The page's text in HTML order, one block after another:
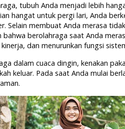
tubuh Anda menjadi lebih
hangat untuk pergi lari, Anda
Selain membuat Anda merasa
bahwa berolahraga saat Anda
dan menurunkan fungsi
dalam cuaca dingin, kenakan
keluar. Pada saat Anda mulai